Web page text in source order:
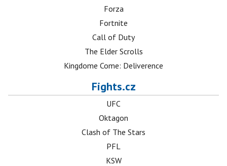
Forza
Fortnite
Call of Duty
The Elder Scrolls
Kingdome Come: Deliverence
Fights.cz
UFC
Oktagon
Clash of The Stars
PFL
KSW